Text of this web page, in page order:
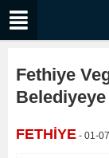
Fethiye
FETHİYE - 01-